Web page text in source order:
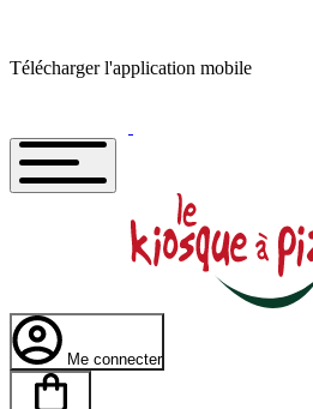
Télécharger l'application mobile
Me connecter